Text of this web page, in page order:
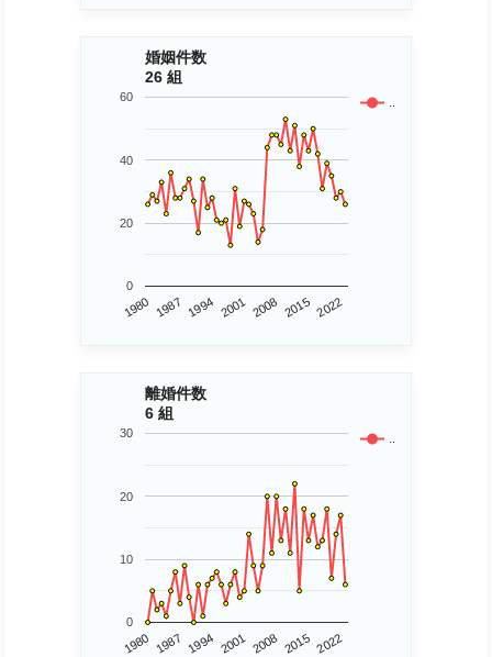
婚姻件数
26 組
..
1980 1987 1994 2001 2008 2015 2022
0
20
40
60
離婚件数
6 組
..
1980 1987 1994 2001 2008 2015 2022
0
10
20
30